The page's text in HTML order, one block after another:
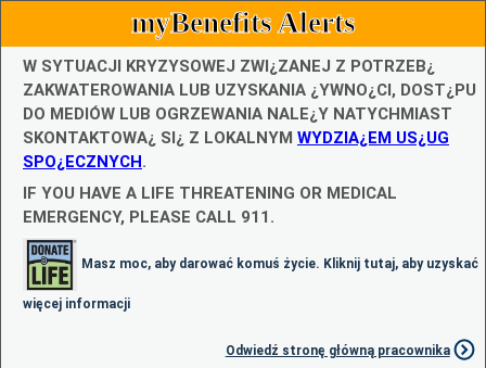
myBenefits Alerts
W SYTUACJI KRYZYSOWEJ ZWI¿ZANEJ Z POTRZEB¿
ZAKWATEROWANIA LUB UZYSKANIA ¿YWNO¿CI, DOST¿PU
DO MEDIÓW LUB OGRZEWANIA NALE¿Y NATYCHMIAST
SKONTAKTOWA¿ SI¿ Z LOKALNYM WYDZIA¿EM US¿UG
SPO¿ECZNYCH.
IF YOU HAVE A LIFE THREATENING OR MEDICAL
EMERGENCY, PLEASE CALL 911.
Masz moc, aby darować komuś życie. Kliknij tutaj, aby uzyskać
więcej informacji
Odwiedź stronę główną pracownika